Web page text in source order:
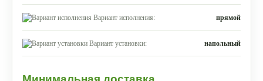
Вариант исполнения: прямой
Вариант установки: напольный